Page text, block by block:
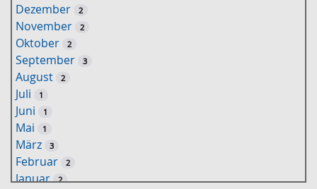
w
o
r
u
c
Dezember 2
November 2
Oktober 2
September 3
August 2
Juli 1
Juni 1
Mai 1
März 3
Februar 2
Januar 2